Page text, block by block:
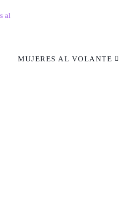
MUJERES AL VOLANTE